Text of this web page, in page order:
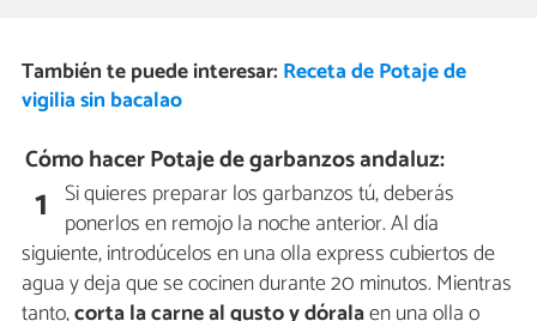
También te puede interesar: Receta de Potaje de
vigilia sin bacalao
Cómo hacer Potaje de garbanzos andaluz:
1 Si quieres preparar los garbanzos tú, deberás
ponerlos en remojo la noche anterior. Al día
siguiente, introdúcelos en una olla express cubiertos de
agua y deja que se cocinen durante 20 minutos. Mientras
tanto,corta la carne al gusto y dóralaen una olla o